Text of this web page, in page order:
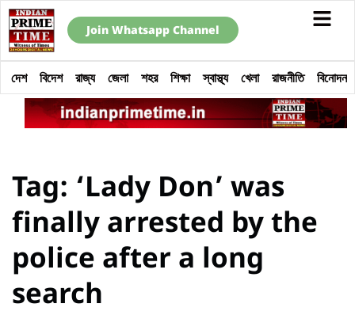
Join Whatsapp Channel
দেশ বিদেশ রাজ্য জেলা শহর শিক্ষা স্বাস্থ্য খেলা রাজনীতি বিনোদন
Tag: ‘Lady Don’ was
finally arrested by the
police after a long
search